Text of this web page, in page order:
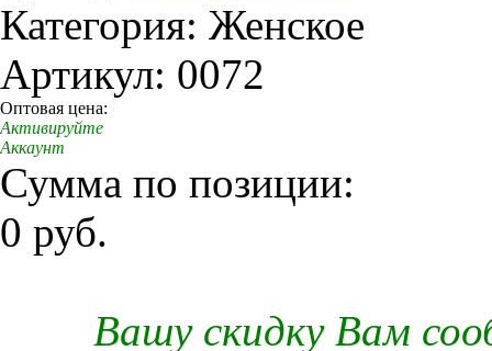
Категория: Женское
Артикул: 0072
Оптовая цена:
Активируйте
Аккаунт
Сумма по позиции:
0 руб.
Вашу скидку Вам